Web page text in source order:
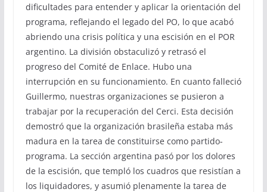
dificultades para entender y aplicar la orientación del
programa, reflejando el legado del PO, lo que acabó
abriendo una crisis política y una escisión en el POR
argentino. La división obstaculizó y retrasó el
progreso del Comité de Enlace. Hubo una
interrupción en su funcionamiento. En cuanto falleció
Guillermo, nuestras organizaciones se pusieron a
trabajar por la recuperación del Cerci. Esta decisión
demostró que la organización brasileña estaba más
madura en la tarea de constituirse como partido-
programa. La sección argentina pasó por los dolores
de la escisión, que templó los cuadros que resistían a
los liquidadores, y asumió plenamente la tarea de